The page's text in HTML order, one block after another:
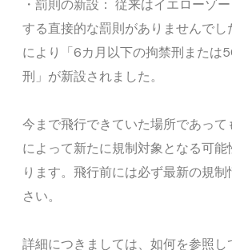
・罰則の新設： 従来はイエローゾ
する直接的な罰則がありませんでし
により「6カ月以下の拘禁刑または
刑」が新設されました。
今まで飛行できていた場所であって
によって新たに規制対象となる可
ります。飛行前には必ず最新の規
さい。
詳細につきましては、如何を参照し